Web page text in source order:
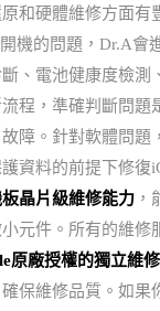
原和硬體維修方面有
機的問題，Dr.A會
斷、電池健康度檢測
程，準確判斷問題
障。針對軟體問題
資料的前提下修復
晶片級維修能力 ，
元件。所有的維修
原廠授權的獨立維
保維修品質。如果